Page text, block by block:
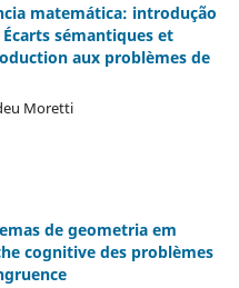
matemática: introdução
sémantiques et
aux problèmes de
Moretti
de geometria em
cognitive des problèmes